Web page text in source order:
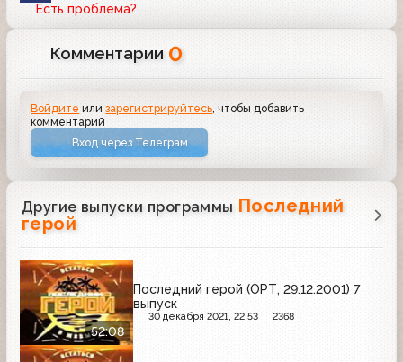
Есть проблема?
Комментарии 0
Войдите илизарегистрируйтесь , чтобы добавить
комментарий
Вход через Телеграм
Другие выпуски программы Последний
герой
52:08
Последний герой (ОРТ, 29.12.2001) 7
выпуск
30 декабря 2021, 22:53 2368